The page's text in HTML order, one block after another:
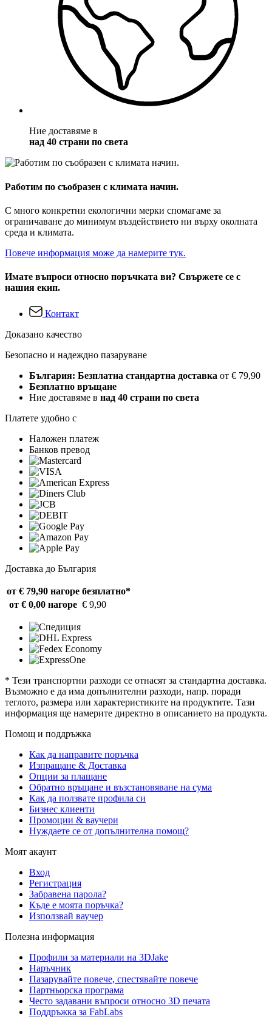
Ние доставяме в
над 40 страни по света
Работим по съобразен с климата начин.
С много конкретни екологични мерки спомагаме за
ограничаване до минимум въздействието ни върху околната
среда и климата.
Повече информация може да намерите тук.
Имате въпроси относно поръчката ви? Свържете се с
нашия екип.
Контакт
Доказано качество
Безопасно и надеждно пазаруване
България: Безплатна стандартна доставка от € 79,90
Безплатно връщане
Ние доставяме в над 40 страни по света
Платете удобно с
Наложен платеж
Банков превод
Доставка до България
от € 79,90 нагоре безплатно*
от € 0,00 нагоре € 9,90
* Тези транспортни разходи се отнасят за стандартна доставка.
Възможно е да има допълнителни разходи, напр. поради
теглото, размера или характеристиките на продуктите. Тази
информация ще намерите директно в описанието на продукта.
Помощ и поддръжка
Как да направите поръчка
Изпращане & Доставка
Опции за плащане
Обратно връщане и възстановяване на сума
Как да ползвате профила си
Бизнес клиенти
Промоции & ваучери
Нуждаете се от допълнителна помощ?
Моят акаунт
Вход
Регистрация
Забравена парола?
Къде е моята поръчка?
Използвай ваучер
Полезна информация
Профили за материали на 3DJake
Наръчник
Пазарувайте повече, спестявайте повече
Партньорска програма
Често задавани въпроси относно 3D печата
Поддръжка за FabLabs